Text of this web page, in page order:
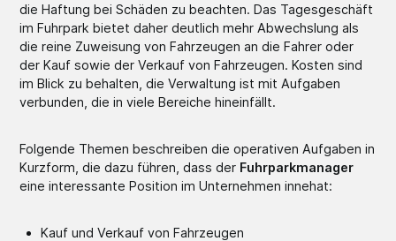
die Haftung bei Schäden zu beachten. Das Tagesgeschäft
im Fuhrpark bietet daher deutlich mehr Abwechslung als
die reine Zuweisung von Fahrzeugen an die Fahrer oder
der Kauf sowie der Verkauf von Fahrzeugen. Kosten sind
im Blick zu behalten, die Verwaltung ist mit Aufgaben
verbunden, die in viele Bereiche hineinfällt.
Folgende Themen beschreiben die operativen Aufgaben in
Kurzform, die dazu führen, dass der Fuhrparkmanager
eine interessante Position im Unternehmen innehat:
Kauf und Verkauf von Fahrzeugen